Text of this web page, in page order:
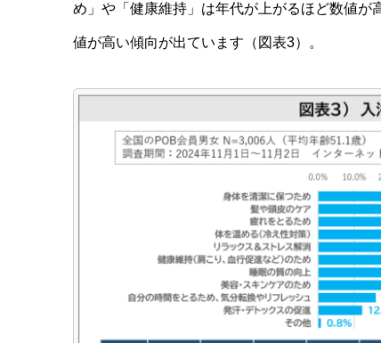
め」や「健康維持」は年代が上がるほど数値
値が高い傾向が出ています（図表3）。